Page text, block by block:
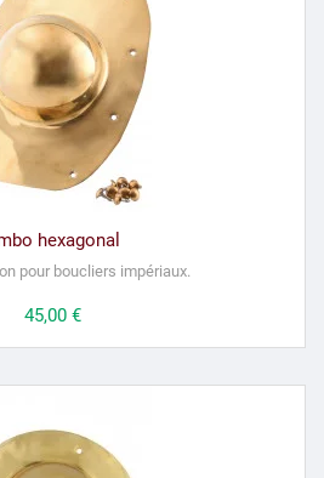
hexagonal
pour boucliers impériaux.
Prix
45,00 €